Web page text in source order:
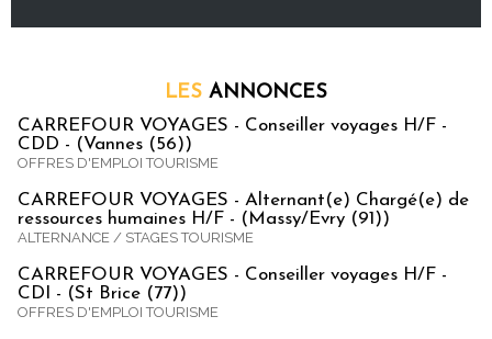
LES ANNONCES
CARREFOUR VOYAGES - Conseiller voyages H/F -
CDD - (Vannes (56))
OFFRES D'EMPLOI TOURISME
CARREFOUR VOYAGES - Alternant(e) Chargé(e) de
ressources humaines H/F - (Massy/Evry (91))
ALTERNANCE / STAGES TOURISME
CARREFOUR VOYAGES - Conseiller voyages H/F -
CDI - (St Brice (77))
OFFRES D'EMPLOI TOURISME